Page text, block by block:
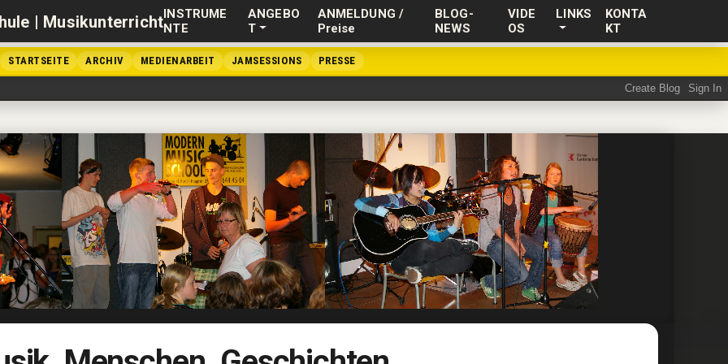
STARTSEITE ARCHIV MEDIENARBEIT JAMSESSIONS PRESSE
INSTRUME
NTE
ANGEBO
T
ANMELDUNG /
Preise
BLOG-
NEWS
VIDE
OS
LINKS
KONTA
KT